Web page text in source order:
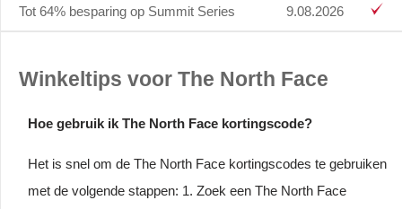
Tot 64% besparing op Summit Series 9.08.2026
Winkeltips voor The North Face
Hoe gebruik ik The North Face kortingscode?
Het is snel om de The North Face kortingscodes te gebruiken
met de volgende stappen: 1. Zoek een The North Face